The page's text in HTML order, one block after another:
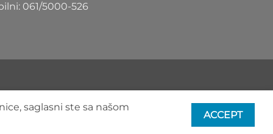
061/5000-526
saglasni ste sa našom
ACCEPT